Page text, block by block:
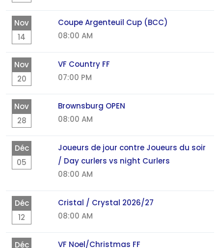
Nov
14
Coupe Argenteuil Cup (BCC)
08:00 AM
Nov
20
VF Country FF
07:00 PM
Nov
28
Brownsburg OPEN
08:00 AM
Déc
05
Joueurs de jour contre Joueurs du soir
/ Day curlers vs night Curlers
08:00 AM
Déc
12
Cristal / Crystal 2026/27
08:00 AM
Déc
VF Noel/Christmas FF